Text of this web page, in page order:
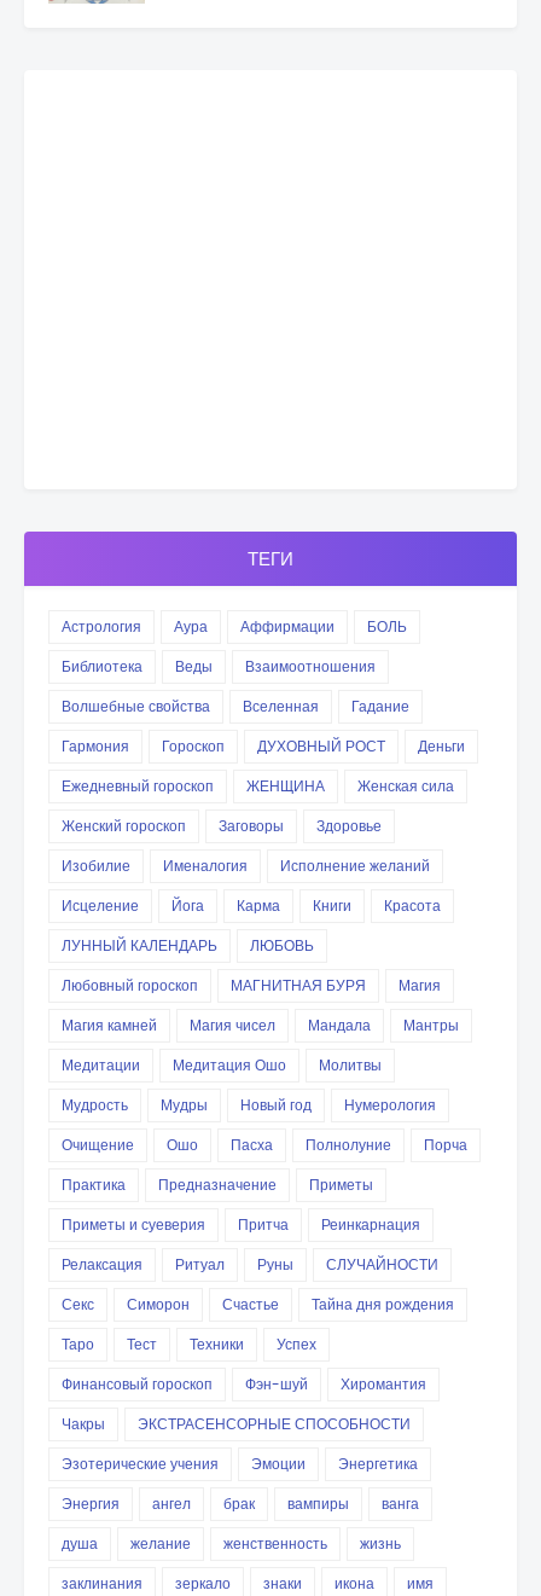
ТЕГИ
Астрология Аура Аффирмации
БОЛЬ
Библиотека
Веды
Взаимоотношения
Волшебные свойства
Вселенная
Гадание
Гармония
Гороскоп ДУХОВНЫЙ РОСТ
Деньги
Ежедневный гороскоп
ЖЕНЩИНА
Женская сила
Женский гороскоп
Заговоры
Здоровье
Изобилие
Именалогия
Исполнение желаний
Исцеление
Йога Карма Книги
Красота
ЛУННЫЙ КАЛЕНДАРЬ
ЛЮБОВЬ
Любовный гороскоп
МАГНИТНАЯ БУРЯ
Магия
Магия камней
Магия чисел Мандала
Мантры
Медитации
Медитация Ошо
Молитвы
Мудрость
Мудры Новый год
Нумерология
Очищение
Ошо Пасха Полнолуние
Порча
Практика
Предназначение
Приметы
Приметы и суеверия
Притча
Реинкарнация
Релаксация
Ритуал Руны
СЛУЧАЙНОСТИ
Секс
Симорон Счастье
Тайна дня рождения
Таро
Тест Техники
Успех
Финансовый гороскоп
Фэн-шуй
Хиромантия
Чакры
ЭКСТРАСЕНСОРНЫЕ СПОСОБНОСТИ
Эзотерические учения
Эмоции
Энергетика
Энергия
ангел брак вампиры
ванга
душа
желание женственность
жизнь
заклинания
зеркало знаки икона
имя